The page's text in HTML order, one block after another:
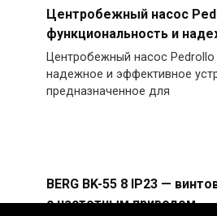
Центробежный насос
функциональность и
Центробежный насос Pedrollo
надежное и эффективное
предназначенное для
BERG BK-55 8 IP23 —
с частотным приводом